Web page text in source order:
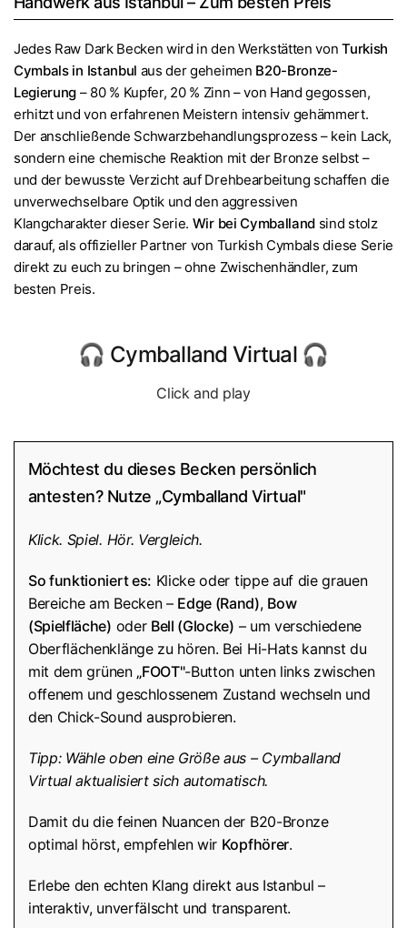
Jedes Raw Dark Becken wird in den Werkstätten vonTurkish
Cymbals in Istanbul aus der geheimen B20-Bronze-
Legierung – 80 % Kupfer, 20 % Zinn – von Hand gegossen,
erhitzt und von erfahrenen Meistern intensiv gehämmert.
Der anschließende Schwarzbehandlungsprozess – kein Lack,
sondern eine chemische Reaktion mit der Bronze selbst –
und der bewusste Verzicht auf Drehbearbeitung schaffen die
unverwechselbare Optik und den aggressiven
Klangcharakter dieser Serie. Wir bei Cymballand sind stolz
darauf, als offizieller Partner von Turkish Cymbals diese Serie
direkt zu euch zu bringen – ohne Zwischenhändler, zum
besten Preis.
🎧 Cymballand Virtual 🎧
Click and play
Möchtest du dieses Becken persönlich
antesten? Nutze „Cymballand Virtual"
Klick. Spiel. Hör. Vergleich.
So funktioniert es: Klicke oder tippe auf die grauen
Bereiche am Becken – Edge (Rand), Bow
(Spielfläche) oder Bell (Glocke) – um verschiedene
Oberflächenklänge zu hören. Bei Hi-Hats kannst du
mit dem grünen „FOOT"-Button unten links zwischen
offenem und geschlossenem Zustand wechseln und
den Chick-Sound ausprobieren.
Tipp: Wähle oben eine Größe aus – Cymballand
Virtual aktualisiert sich automatisch.
Damit du die feinen Nuancen der B20-Bronze
optimal hörst, empfehlen wir Kopfhörer.
Erlebe den echten Klang direkt aus Istanbul –
interaktiv, unverfälscht und transparent.